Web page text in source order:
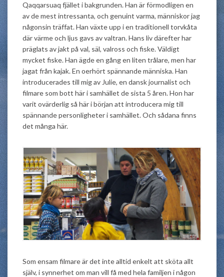
Qaqqarsuaq fjället i bakgrunden. Han är förmodligen en
av de mest intressanta, och genuint varma, människor jag
någonsin träffat. Han växte upp i en traditionell torvkåta
där värme och ljus gavs av valtran. Hans liv därefter har
präglats av jakt på val, säl, valross och fiske. Väldigt
mycket fiske. Han ägde en gång en liten trålare, men har
jagat från kajak. En oerhört spännande människa. Han
introducerades till mig av Julie, en dansk journalist och
filmare som bott här i samhället de sista 5 åren. Hon har
varit ovärderlig så här i början att introducera mig till
spännande personligheter i samhället. Och sådana finns
det många här.
Som ensam filmare är det inte alltid enkelt att sköta allt
själv, i synnerhet om man vill få med hela familjen i någon